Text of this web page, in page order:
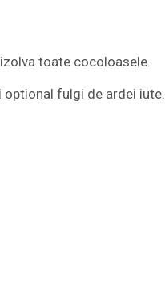
toate cocoloasele.
fulgi de ardei iute.